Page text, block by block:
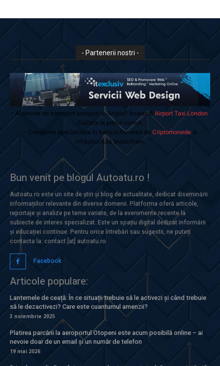
- Partenerii nostri -
- Ai nevoie de transport aeroport in Anglia? Încearcă Airport Taxi London
Calitate la prețul corect.
- Companie specializata in tranzactionarea de Criptomonedesi
infrastructura blockchain.
Bun venit pe blogul Autoatu.ro !
Autoatu.ro este un site de știri și blog de actualitate, dedicat diseminării
informațiilor relevante din diverse domenii. Platforma oferă articole,
reportaje și analize pe teme variate, de la evenimente recente la
subiecte de interes specializat. Este un spațiu digital dedicat informării
și educației continue. Pentru orice întrebări sau sugestii, ne puteți
contacta la: contact [at] autoatu.ro
Facebook
Articole populare:
Lanternele de ceață: În ce situații trebuie să le activezi și când trebuie
să le dezactivezi? Care este cuantumul amenzii?
3 noiembrie 2025
Platirea parcării la aeroportul Otopeni este acum posibilă online – ai
nevoie doar de un email și un număr de telefon
19 mai 2026